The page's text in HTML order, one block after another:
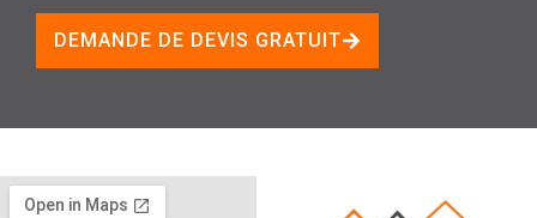
DEMANDE DE DEVIS GRATUIT